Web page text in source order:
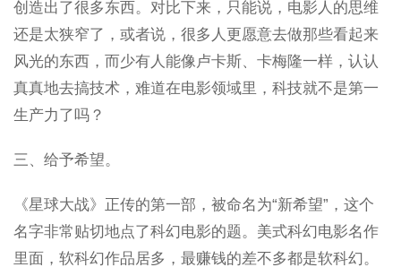
创造出了很多东西。对比下来，只能说，电影人的思维
还是太狭窄了，或者说，很多人更愿意去做那些看起来
风光的东西，而少有人能像卢卡斯、卡梅隆一样，认认
真真地去搞技术，难道在电影领域里，科技就不是第一
生产力了吗？
三、给予希望。
《星球大战》正传的第一部，被命名为“新希望”，这个
名字非常贴切地点了科幻电影的题。美式科幻电影名作
里面，软科幻作品居多，最赚钱的差不多都是软科幻。